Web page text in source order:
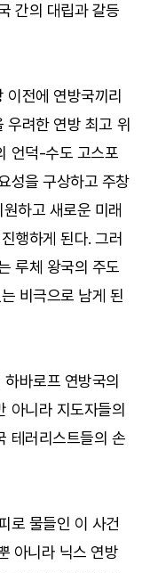
간의 대립과 갈등
전에 연방국끼리
려한 연방 최고 위
언덕-수도 고스포
성을 구상하고 주창
하고 새로운 미래
행하게 된다. 그러
루체 왕국의 주도
비극으로 남게 된
바로프 연방국의
아니라 지도자들의
테러리스트들의 손
로 물들인 이 사건
아니라 닉스 연방